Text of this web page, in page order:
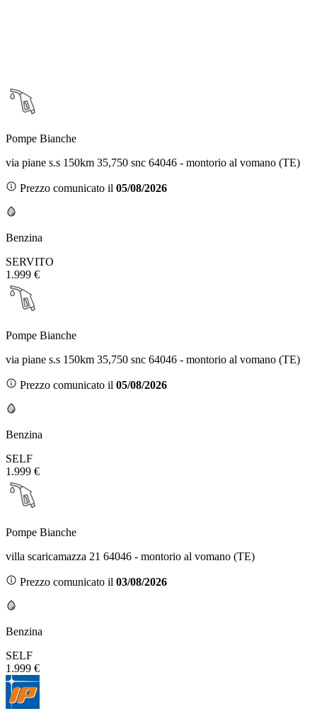
Pompe Bianche
via piane s.s 150km 35,750 snc 64046 - montorio al vomano (TE)
Prezzo comunicato il 05/08/2026
Benzina
SERVITO
1.999 €
Pompe Bianche
via piane s.s 150km 35,750 snc 64046 - montorio al vomano (TE)
Prezzo comunicato il 05/08/2026
Benzina
SELF
1.999 €
Pompe Bianche
villa scaricamazza 21 64046 - montorio al vomano (TE)
Prezzo comunicato il 03/08/2026
Benzina
SELF
1.999 €